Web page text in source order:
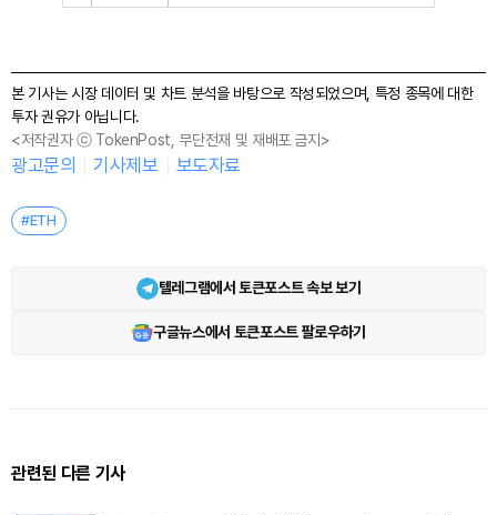
본 기사는 시장 데이터 및 차트 분석을 바탕으로 작성되었으며, 특정 종목에 대한
투자 권유가 아닙니다.
<저작권자 ⓒ TokenPost, 무단전재 및 재배포 금지>
광고문의 기사제보 보도자료
#ETH
텔레그램에서 토큰포스트 속보 보기
구글뉴스에서 토큰포스트 팔로우하기
관련된 다른 기사